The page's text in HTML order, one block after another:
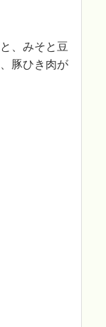
、みそと豆
豚ひき肉が